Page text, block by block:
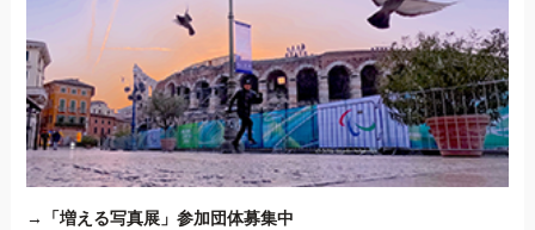
→ 「増える写真展」参加団体募集中